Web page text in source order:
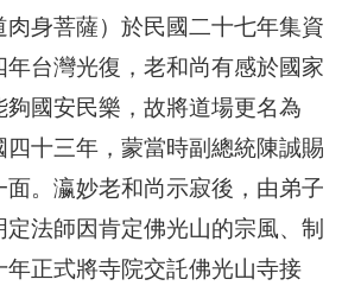
肉身菩薩）於民國二十七年集資
年台灣光復，老和尚有感於國家
夠國安民樂，故將道場更名為
四十三年，蒙當時副總統陳誠賜
面。瀛妙老和尚示寂後，由弟子
法師因肯定佛光山的宗風、制
年正式將寺院交託佛光山寺接